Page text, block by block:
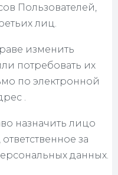
Пользователей,
лиц.
изменить
потребовать их
по электронной
.
назначить лицо
за
данных.